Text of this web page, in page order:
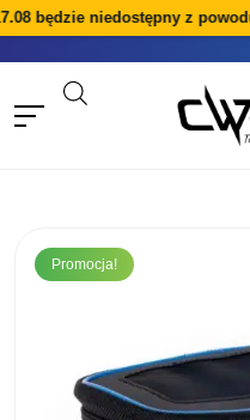
będzie niedostępny z
Promocja!